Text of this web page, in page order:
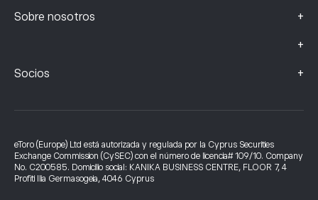
Sobre nosotros +
+
Socios +
eToro (Europe) Ltd está autorizada y regulada por la Cyprus Securities
Exchange Commission (CySEC) con el número de licencia# 109/10. Company
No. C200585. Domicilio social: KANIKA BUSINESS CENTRE, FLOOR 7, 4
Profiti Ilia Germasogeia, 4046 Cyprus